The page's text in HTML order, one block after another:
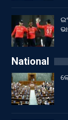
National